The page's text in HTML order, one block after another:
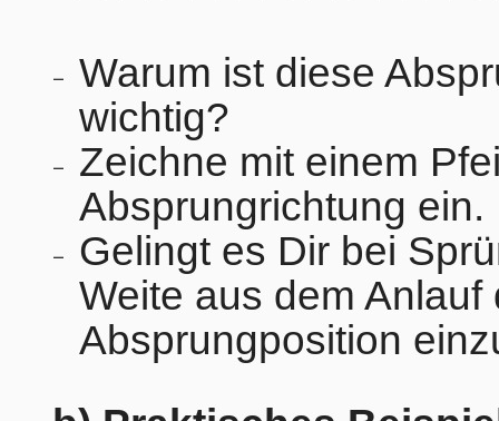
Warum ist diese
wichtig?
Zeichne mit einem
Absprungrichtung ein.
Gelingt es Dir bei
Weite aus dem Anlauf
Absprungposition